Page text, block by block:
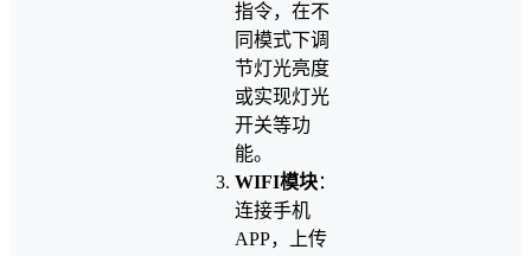
指令，在不
同模式下调
节灯光亮度
或实现灯光
开关等功
能。
WIFI模块：
连接手机
APP，上传